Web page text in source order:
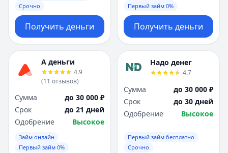
Срочно
Получить деньги
Первый займ 0%
Получить деньги
А деньги
4.9
(11 отзывов)
Сумма
до 30 000 ₽
Срок
до 21 дней
Одобрение
Высокое
Займ онлайн
Первый займ 0%
Надо денег
4.7
Сумма
до 30 000 ₽
Срок
до 30 дней
Одобрение
Высокое
Первый займ бесплатно
Срочно